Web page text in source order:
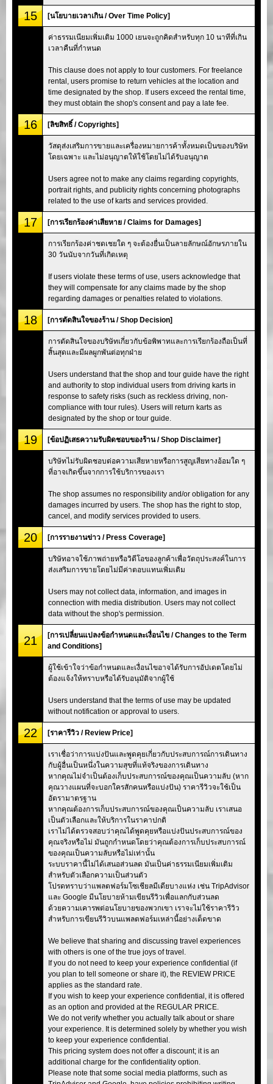
15 [นโยบายเวลาเกิน / Over Time Policy]
ค่าธรรมเนียมเพิ่มเติม 1000 เยนจะถูกคิดสำหรับทุก 10 นาทีที่เกิน
เวลาคืนที่กำหนด
This clause does not apply to tour customers. For freelance
rental, users promise to return vehicles at the location and
time designated by the shop. If users exceed the rental time,
they must obtain the shop's consent and pay a late fee.
16 [ลิขสิทธิ์ / Copyrights]
วัสดุส่งเสริมการขายและเครื่องหมายการค้าทั้งหมดเป็นของบริษัท
โดยเฉพาะ และไม่อนุญาตให้ใช้โดยไม่ได้รับอนุญาต
Users agree not to make any claims regarding copyrights,
portrait rights, and publicity rights concerning photographs
related to the use of karts and services provided.
17 [การเรียกร้องค่าเสียหาย / Claims for Damages]
การเรียกร้องค่าชดเชยใด ๆ จะต้องยื่นเป็นลายลักษณ์อักษรภายใน
30 วันนับจากวันที่เกิดเหตุ
If users violate these terms of use, users acknowledge that
they will compensate for any claims made by the shop
regarding damages or penalties related to violations.
18 [การตัดสินใจของร้าน / Shop Decision]
การตัดสินใจของบริษัทเกี่ยวกับข้อพิพาทและการเรียกร้องถือเป็นที่
สิ้นสุดและมีผลผูกพันต่อทุกฝ่าย
Users understand that the shop and tour guide have the right
and authority to stop individual users from driving karts in
response to safety risks (such as reckless driving, non-
compliance with tour rules). Users will return karts as
designated by the shop or tour guide.
19 [ข้อปฏิเสธความรับผิดชอบของร้าน / Shop Disclaimer]
บริษัทไม่รับผิดชอบต่อความเสียหายหรือการสูญเสียทางอ้อมใด ๆ
ที่อาจเกิดขึ้นจากการใช้บริการของเรา
The shop assumes no responsibility and/or obligation for any
damages incurred by users. The shop has the right to stop,
cancel, and modify services provided to users.
20 [การรายงานข่าว / Press Coverage]
บริษัทอาจใช้ภาพถ่ายหรือวิดีโอของลูกค้าเพื่อวัตถุประสงค์ในการ
ส่งเสริมการขายโดยไม่มีค่าตอบแทนเพิ่มเติม
Users may not collect data, information, and images in
connection with media distribution. Users may not collect
data without the shop's permission.
21
[การเปลี่ยนแปลงข้อกำหนดและเงื่อนไข / Changes to the Term
and Conditions]
ผู้ใช้เข้าใจว่าข้อกำหนดและเงื่อนไขอาจได้รับการอัปเดตโดยไม่
ต้องแจ้งให้ทราบหรือได้รับอนุมัติจากผู้ใช้
Users understand that the terms of use may be updated
without notification or approval to users.
22 [ราคารีวิว / Review Price]
เราเชื่อว่าการแบ่งปันและพูดคุยเกี่ยวกับประสบการณ์การเดินทาง
กับผู้อื่นเป็นหนึ่งในความสุขที่แท้จริงของการเดินทาง
หากคุณไม่จำเป็นต้องเก็บประสบการณ์ของคุณเป็นความลับ (หาก
คุณวางแผนที่จะบอกใครสักคนหรือแบ่งปัน) ราคารีวิวจะใช้เป็น
อัตรามาตรฐาน
หากคุณต้องการเก็บประสบการณ์ของคุณเป็นความลับ เราเสนอ
เป็นตัวเลือกและให้บริการในราคาปกติ
เราไม่ได้ตรวจสอบว่าคุณได้พูดคุยหรือแบ่งปันประสบการณ์ของ
คุณจริงหรือไม่ มันถูกกำหนดโดยว่าคุณต้องการเก็บประสบการณ์
ของคุณเป็นความลับหรือไม่เท่านั้น
ระบบราคานี้ไม่ได้เสนอส่วนลด มันเป็นค่าธรรมเนียมเพิ่มเติม
สำหรับตัวเลือกความเป็นส่วนตัว
โปรดทราบว่าแพลตฟอร์มโซเชียลมีเดียบางแห่ง เช่น TripAdvisor
และ Google มีนโยบายห้ามเขียนรีวิวเพื่อแลกกับส่วนลด
ด้วยความเคารพต่อนโยบายของพวกเขา เราจะไม่ใช้ราคารีวิว
สำหรับการเขียนรีวิวบนแพลตฟอร์มเหล่านี้อย่างเด็ดขาด
We believe that sharing and discussing travel experiences
with others is one of the true joys of travel.
If you do not need to keep your experience confidential (if
you plan to tell someone or share it), the REVIEW PRICE
applies as the standard rate.
If you wish to keep your experience confidential, it is offered
as an option and provided at the REGULAR PRICE.
We do not verify whether you actually talk about or share
your experience. It is determined solely by whether you wish
to keep your experience confidential.
This pricing system does not offer a discount; it is an
additional charge for the confidentiality option.
Please note that some social media platforms, such as